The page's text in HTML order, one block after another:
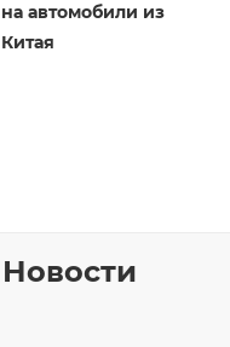
на автомобили из
Китая
Новости